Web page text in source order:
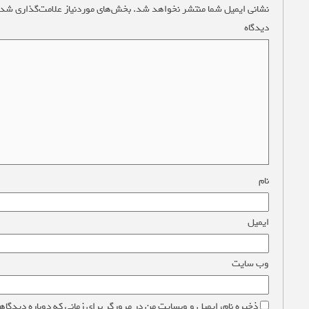
نشانی ایمیل شما منتشر نخواهد شد.بخش‌های موردنیاز علامت‌گذاری
دیدگاه
نام
ایمیل
وب‌ سایت